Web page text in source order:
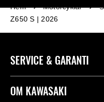
Hem Motorcyklar
Z650 S | 2026
SERVICE & GARANTI
Kontakta oss
OM KAWASAKI